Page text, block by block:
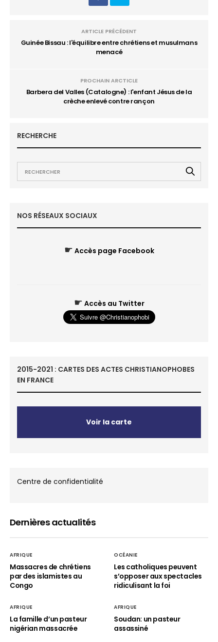
ARTICLE PRÉCÉDENT
Guinée Bissau : l'équilibre entre chrétiens et musulmans
menacé
PROCHAIN ARCTICLE
Barbera del Valles (Catalogne) : l'enfant Jésus de la
crèche enlevé contre rançon
RECHERCHE
NOS RÉSEAUX SOCIAUX
☛ Accès page Facebook
☛ Accès au Twitter
2015-2021 : CARTES DES ACTES CHRISTIANOPHOBES
EN FRANCE
Voir la carte
Centre de confidentialité
Dernières actualités
AFRIQUE
Massacres de chrétiens
par des islamistes au
Congo
OCÉANIE
Les catholiques peuvent
s’opposer aux spectacles
ridiculisant la foi
AFRIQUE
La famille d’un pasteur
nigérian massacrée
AFRIQUE
Soudan: un pasteur
assassiné